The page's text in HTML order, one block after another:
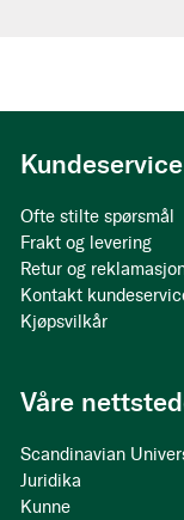
Kundeservice
Ofte stilte spørsmål
Frakt og levering
Retur og
Kontakt
Kjøpsvilkår
Våre
Scandinavian
Juridika
Kunne